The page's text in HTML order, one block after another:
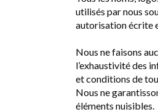
utilisés par nous
autorisation écrite
Nous ne faisons
l’exhaustivité des
et conditions de
Nous ne
éléments nuisibles.